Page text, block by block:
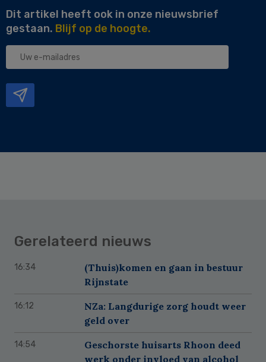
Dit artikel heeft ook in onze nieuwsbrief
gestaan. Blijf op de hoogte.
Uw
Gerelateerd nieuws
16:34
(Thuis)komen en gaan in bestuur
Rijnstate
16:12
NZa: Langdurige zorg houdt weer
geld over
14:54
Geschorste huisarts Rhoon deed
werk onder invloed van alcohol